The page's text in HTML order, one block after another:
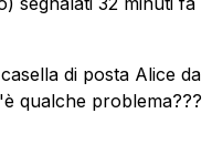
di posta Alice da
qualche problema???